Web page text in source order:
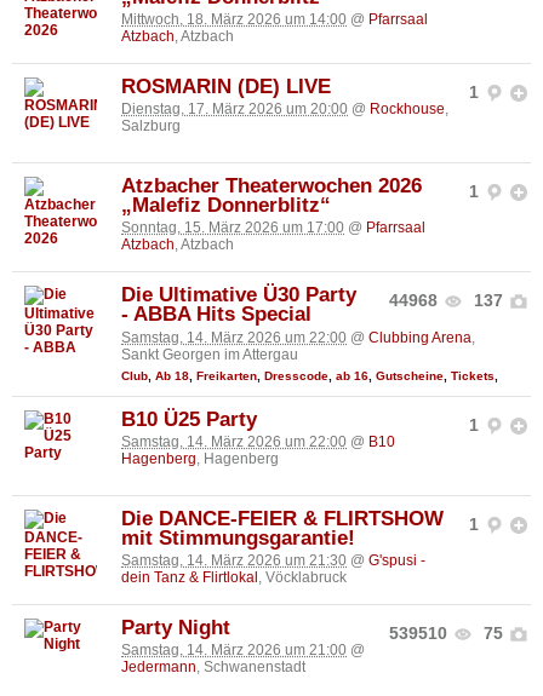
Mittwoch, 18. März 2026 um 14:00 @ Pfarrsaal
Atzbach, Atzbach
1
ROSMARIN (DE) LIVE
Dienstag, 17. März 2026 um 20:00 @ Rockhouse,
Salzburg
1
Atzbacher Theaterwochen 2026
„Malefiz Donnerblitz“
Sonntag, 15. März 2026 um 17:00 @ Pfarrsaal
Atzbach, Atzbach
44968 137
Die Ultimative Ü30 Party
- ABBA Hits Special
Samstag, 14. März 2026 um 22:00 @ Clubbing Arena
Sankt Georgen im Attergau
Club Ab 18 Freikarten Dresscode ab 16 Gutscheine Tickets
1
B10 Ü25 Party
Samstag, 14. März 2026 um 22:00 @ B10
Hagenberg, Hagenberg
1
Die DANCE-FEIER & FLIRTSHOW
mit Stimmungsgarantie!
Samstag, 14. März 2026 um 21:30 @ G'spusi -
dein Tanz & Flirtlokal , Vöcklabruck
539510 75
Party Night
Samstag, 14. März 2026 um 21:00 @
Jedermann, Schwanenstadt